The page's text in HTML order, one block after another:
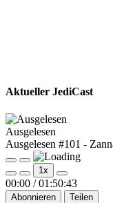
Aktueller JediCast
Ausgelesen
Ausgelesen #101 -
Play
Episode
Pause
Episode
1x
00:00 / 01:50:43
Abonnieren Teilen